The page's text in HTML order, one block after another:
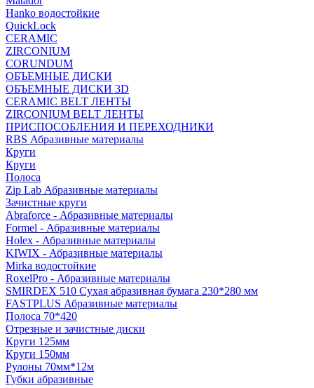
Hanko водостойкие
QuickLock
CERAMIC
ZIRCONIUM
СORUNDUM
ОБЪЕМНЫЕ ДИСКИ
ОБЪЕМНЫЕ ДИСКИ 3D
CERAMIC BELT ЛЕНТЫ
ZIRCONIUM BELT ЛЕНТЫ
ПРИСПОСОБЛЕНИЯ И ПЕРЕХОДНИКИ
RBS Абразивные материалы
Круги
Круги
Полоса
Zip Lab Абразивные материалы
Зачистные круги
Abraforce - Абразивные материалы
Formel - Абразивные материалы
Holex - Абразивные материалы
KIWIX - Абразивные материалы
Mirka водостойкие
RoxelPro - Абразивные материалы
SMIRDEX 510 Сухая абразивная бумага 230*280 мм
FASTPLUS Абразивные материалы
Полоса 70*420
Отрезные и зачистные диски
Круги 125мм
Круги 150мм
Рулоны 70мм*12м
Губки абразивные